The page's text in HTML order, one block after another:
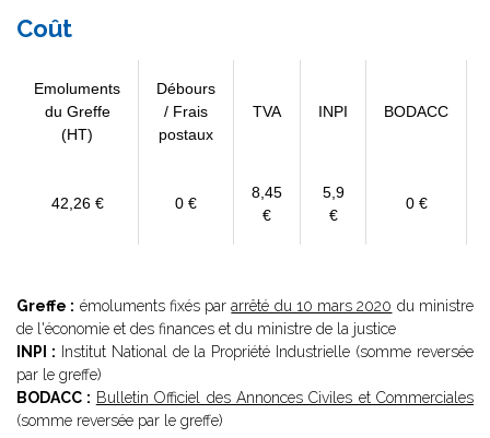
Coût
Emoluments
du Greffe
(HT)
Débours
/ Frais
postaux
TVA INPI BODACC
42,26 € 0 €
8,45
€
5,9
€
0 €
Greffe : émoluments fixés pararrêté du 10 mars 2020 du ministre
de l'économie et des finances et du ministre de la justice
INPI : Institut National de la Propriété Industrielle (somme reversée
par le greffe)
BODACC : Bulletin Officiel des Annonces Civiles et Commerciales
(somme reversée par le greffe)